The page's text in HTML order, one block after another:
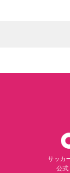
サッカ
公式